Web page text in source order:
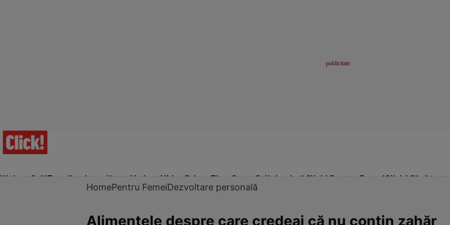
Ultima Oră!Trending Actualitate Vedete Video Prime Time SportStil de viațăClick! Pentru FemeiClick! Sănătate
HomePentru FemeiDezvoltare personală
Alimentele despre care credeai că nu conţin zahăr